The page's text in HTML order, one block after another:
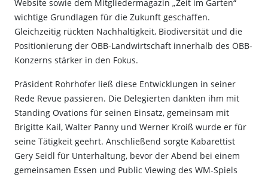
Website sowie dem Mitgliedermagazin „Zeit im Garten“
wichtige Grundlagen für die Zukunft geschaffen.
Gleichzeitig rückten Nachhaltigkeit, Biodiversität und die
Positionierung der ÖBB-Landwirtschaft innerhalb des ÖBB-
Konzerns stärker in den Fokus.
Präsident Rohrhofer ließ diese Entwicklungen in seiner
Rede Revue passieren. Die Delegierten dankten ihm mit
Standing Ovations für seinen Einsatz, gemeinsam mit
Brigitte Kail, Walter Panny und Werner Kroiß wurde er für
seine Tätigkeit geehrt. Anschließend sorgte Kabarettist
Gery Seidl für Unterhaltung, bevor der Abend bei einem
gemeinsamen Essen und Public Viewing des WM-Spiels